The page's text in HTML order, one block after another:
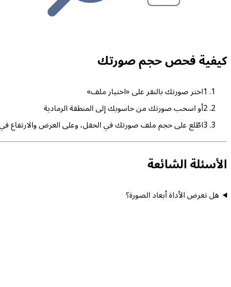
كيفية فحص حجم صورتك
1اختر صورتك بالنقر على «اختيار ملف»
2أو اسحب صورتك من حاسوبك إلى المنطقة الرمادية
3اطّلع على حجم ملف صورتك في الحقل، وعلى العرض والارتفاع في
الأسئلة الشائعة
هل تعرض الأداة أبعاد الصورة؟